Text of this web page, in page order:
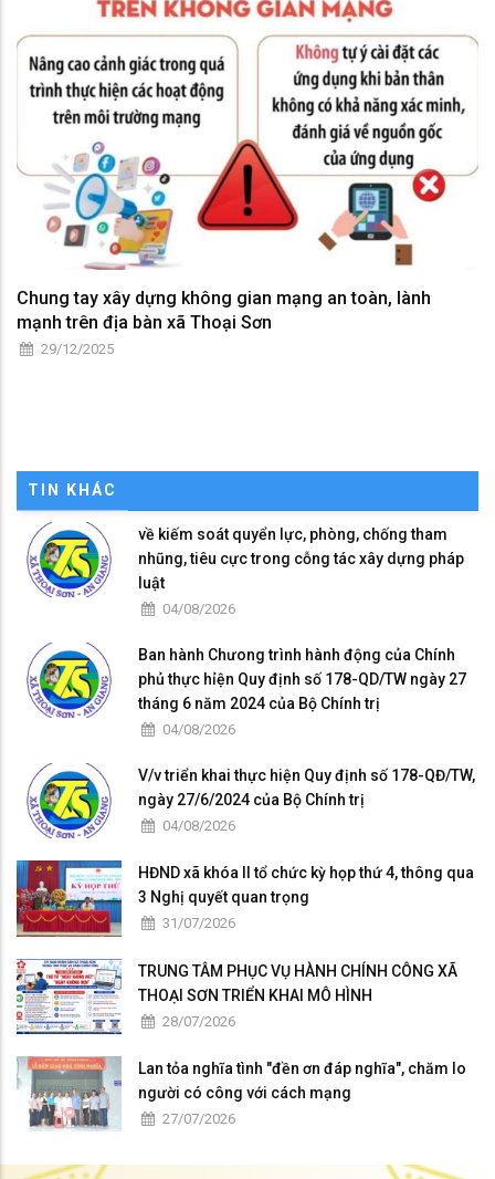
Chung tay xây dựng không gian mạng an toàn, lành
mạnh trên địa bàn xã Thoại Sơn
29/12/2025
TIN KHÁC
về kiếm soát quyển lực, phòng, chống tham
nhũng, tiêu cực trong cỗng tác xây dựng pháp
luật
04/08/2026
Ban hành Chưong trình hành động của Chính
phủ thực hỉện Quy định số 178-QD/TW ngày 27
tháng 6 năm 2024 của Bộ Chính trị
04/08/2026
V/v triển khai thực hiện Quy định số 178-QĐ/TW,
ngày 27/6/2024 của Bộ Chính trị
04/08/2026
HĐND xã khóa II tổ chức kỳ họp thứ 4, thông qua
3 Nghị quyết quan trọng
31/07/2026
TRUNG TÂM PHỤC VỤ HÀNH CHÍNH CÔNG XÃ
THOẠI SƠN TRIỂN KHAI MÔ HÌNH
28/07/2026
Lan tỏa nghĩa tình "đền ơn đáp nghĩa", chăm lo
người có công với cách mạng
27/07/2026